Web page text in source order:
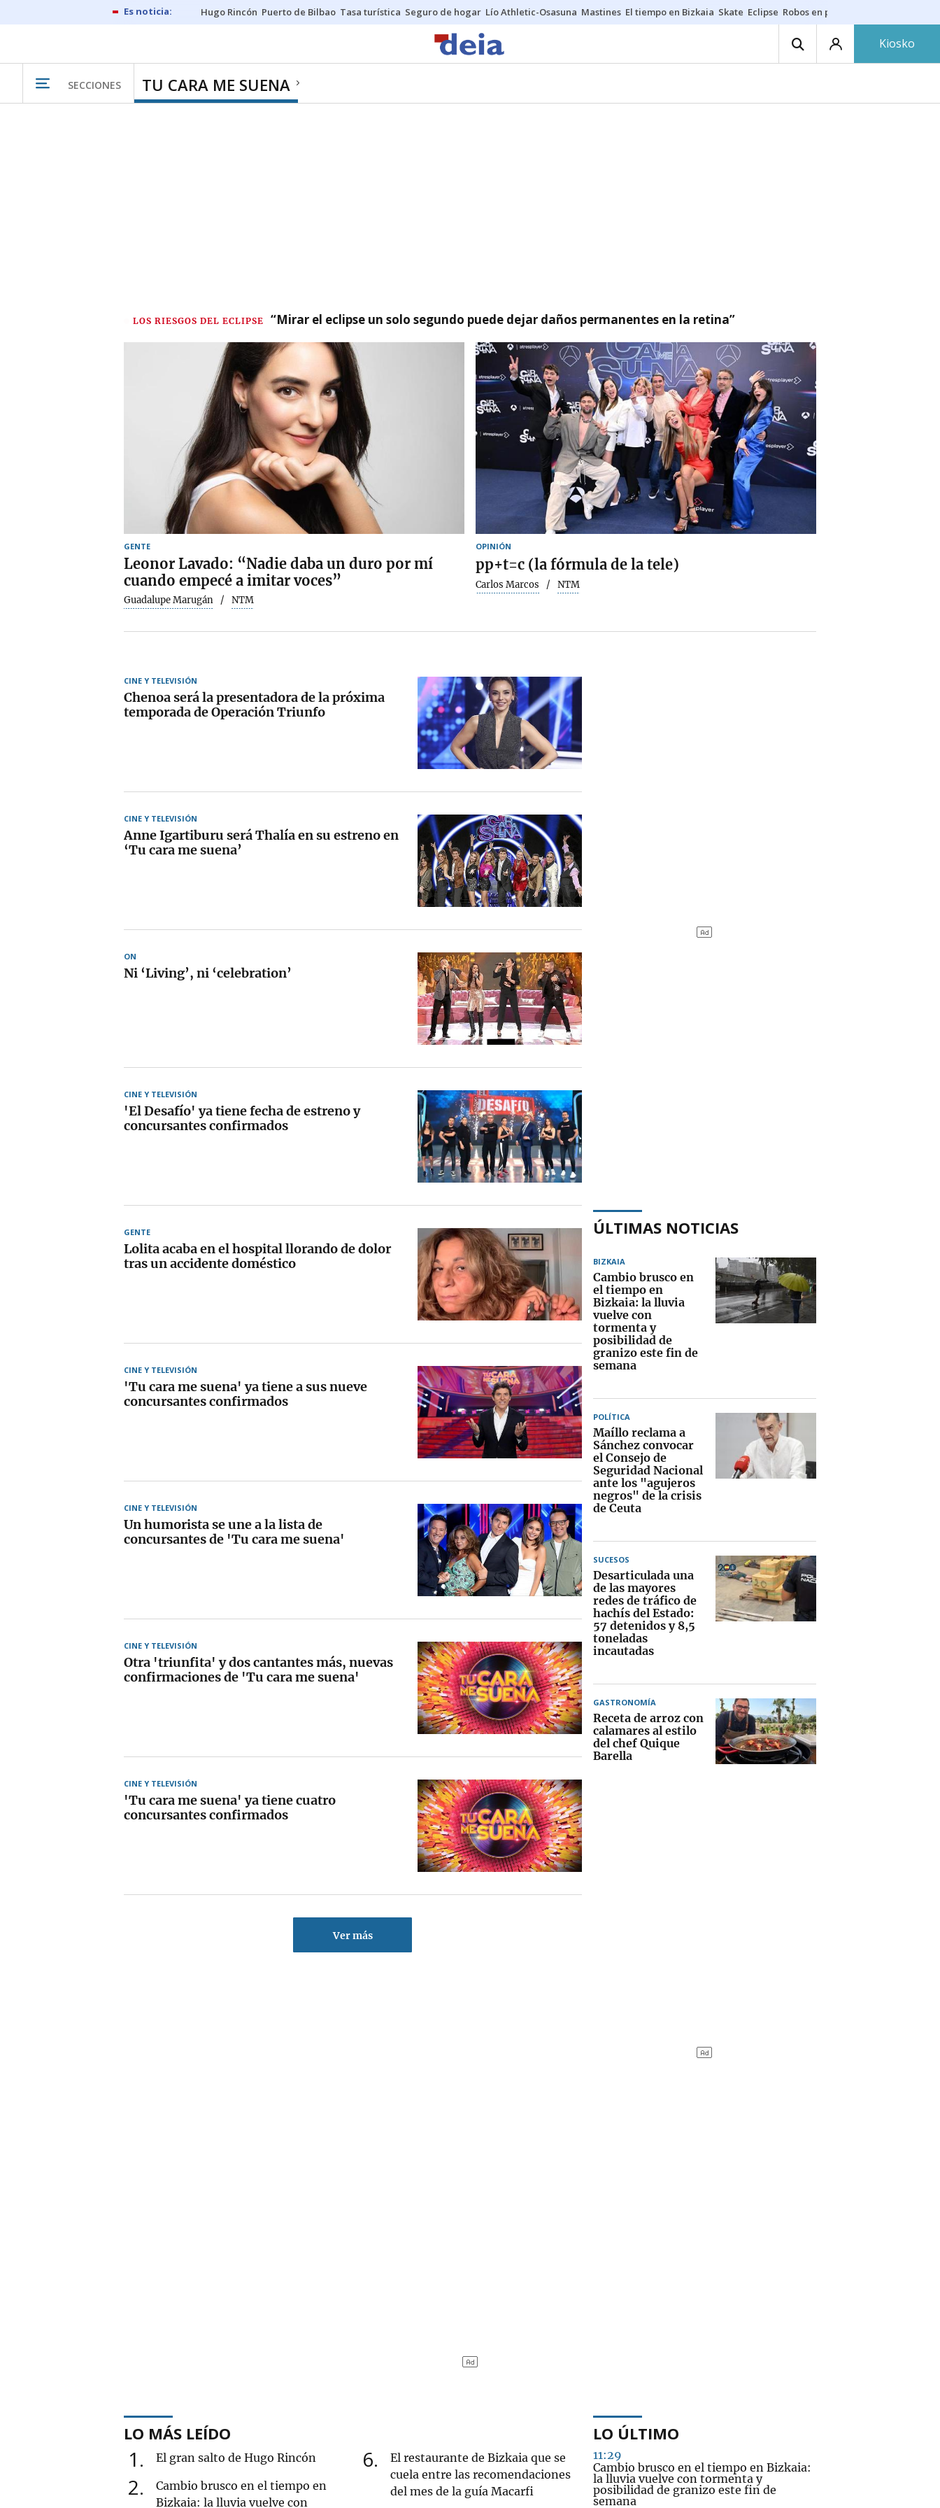
Hugo Rincón Puerto de Bilbao Tasa turística Seguro de hogar Lío Athletic-Osasuna Mastines El tiempo en Bizkaia Skate Eclipse Robos en playas
Kiosko
SECCIONES TU CARA ME SUENA
LOS RIESGOS DEL ECLIPSE “Mirar el eclipse un solo segundo puede dejar daños permanentes en la retina”
GENTE
Leonor Lavado: “Nadie daba un duro por mí
cuando empecé a imitar voces”
Guadalupe Marugán NTM
OPINIÓN
pp+t=c (la fórmula de la tele)
Carlos Marcos NTM
CINE Y TELEVISIÓN
Chenoa será la presentadora de la próxima
temporada de Operación Triunfo
CINE Y TELEVISIÓN
Anne Igartiburu será Thalía en su estreno en
‘Tu cara me suena’
ON
Ni ‘Living’, ni ‘celebration’
CINE Y TELEVISIÓN
'El Desafío' ya tiene fecha de estreno y
concursantes confirmados
GENTE
Lolita acaba en el hospital llorando de dolor
tras un accidente doméstico
CINE Y TELEVISIÓN
'Tu cara me suena' ya tiene a sus nueve
concursantes confirmados
CINE Y TELEVISIÓN
Un humorista se une a la lista de
concursantes de 'Tu cara me suena'
CINE Y TELEVISIÓN
Otra 'triunfita' y dos cantantes más, nuevas
confirmaciones de 'Tu cara me suena'
CINE Y TELEVISIÓN
'Tu cara me suena' ya tiene cuatro
concursantes confirmados
Ver más
ÚLTIMAS NOTICIAS
BIZKAIA
Cambio brusco en
el tiempo en
Bizkaia: la lluvia
vuelve con
tormenta y
posibilidad de
granizo este fin de
semana
POLÍTICA
Maíllo reclama a
Sánchez convocar
el Consejo de
Seguridad Nacional
ante los "agujeros
negros" de la crisis
de Ceuta
SUCESOS
Desarticulada una
de las mayores
redes de tráfico de
hachís del Estado:
57 detenidos y 8,5
toneladas
incautadas
GASTRONOMÍA
Receta de arroz con
calamares al estilo
del chef Quique
Barella
LO MÁS LEÍDO
1 El gran salto de Hugo Rincón
2
Cambio brusco en el tiempo en
Bizkaia: la lluvia vuelve con
6
El restaurante de Bizkaia que se
cuela entre las recomendaciones
del mes de la guía Macarfi
LO ÚLTIMO
11:29
Cambio brusco en el tiempo en Bizkaia:
la lluvia vuelve con tormenta y
posibilidad de granizo este fin de
semana